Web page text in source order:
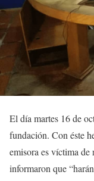
El día martes 16 de
fundación. Con éste
emisora es víctima
informaron que